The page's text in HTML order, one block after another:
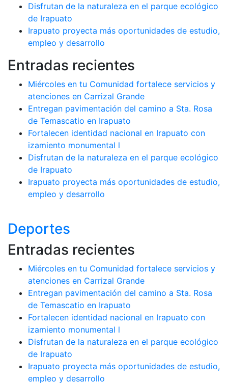
Disfrutan de la naturaleza en el parque ecológico
de Irapuato
Irapuato proyecta más oportunidades de estudio,
empleo y desarrollo
Entradas recientes
Miércoles en tu Comunidad fortalece servicios y
atenciones en Carrizal Grande
Entregan pavimentación del camino a Sta. Rosa
de Temascatio en Irapuato
Fortalecen identidad nacional en Irapuato con
izamiento monumental l
Disfrutan de la naturaleza en el parque ecológico
de Irapuato
Irapuato proyecta más oportunidades de estudio,
empleo y desarrollo
Deportes
Entradas recientes
Miércoles en tu Comunidad fortalece servicios y
atenciones en Carrizal Grande
Entregan pavimentación del camino a Sta. Rosa
de Temascatio en Irapuato
Fortalecen identidad nacional en Irapuato con
izamiento monumental l
Disfrutan de la naturaleza en el parque ecológico
de Irapuato
Irapuato proyecta más oportunidades de estudio,
empleo y desarrollo